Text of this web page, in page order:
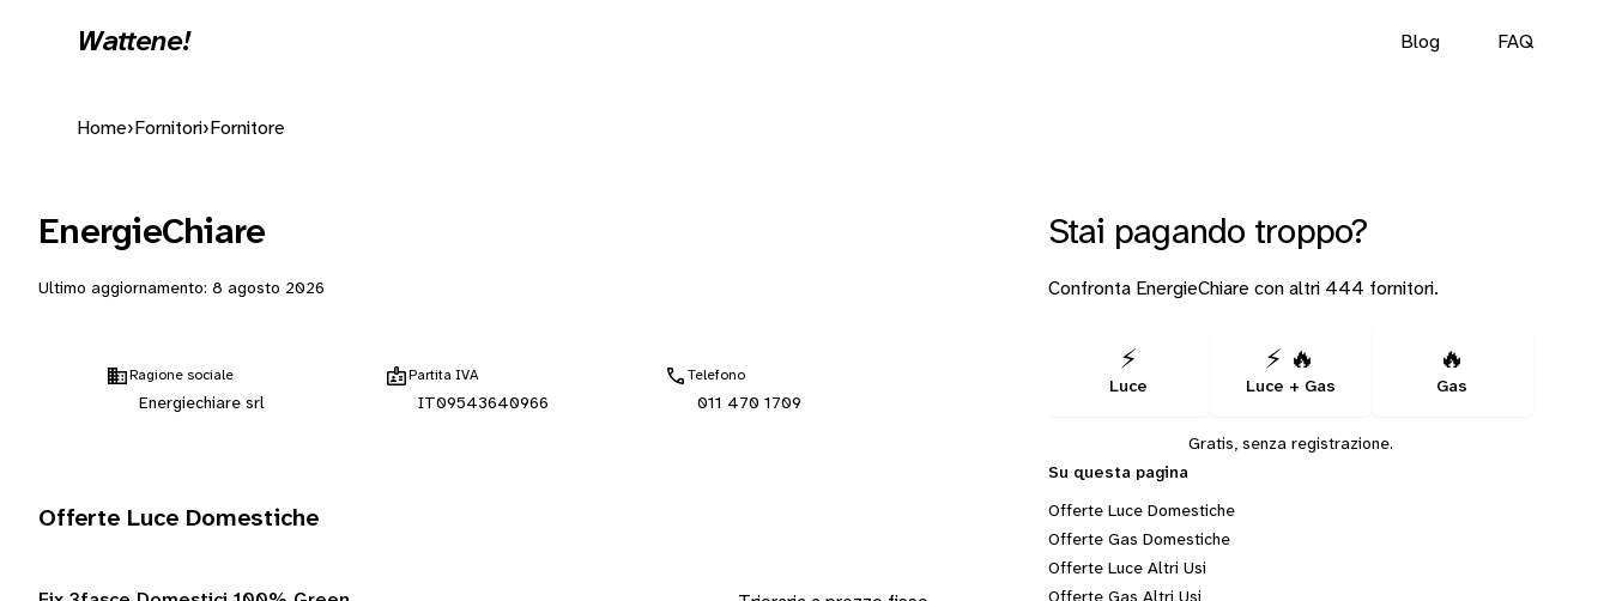
Wattene! Blog FAQ
Home› Fornitori› Fornitore
EnergieChiare
Ultimo aggiornamento: 8 agosto 2026
Ragione sociale
Energiechiare srl
Partita IVA
IT09543640966
Telefono
011 470 1709
Offerte Luce Domestiche
Stai pagando troppo?
Confronta EnergieChiare con altri 444 fornitori.
⚡
Luce
⚡ 🔥
Luce + Gas
🔥
Gas
Gratis, senza registrazione.
Su questa pagina
Offerte Luce Domestiche
Offerte Gas Domestiche
Offerte Luce Altri Usi